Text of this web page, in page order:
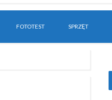
FOTOTEST SPRZĘT